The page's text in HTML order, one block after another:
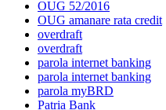
OUG 52/2016
OUG amanare rata credit
overdraft
overdraft
parola internet banking
parola internet banking
parola myBRD
Patria Bank